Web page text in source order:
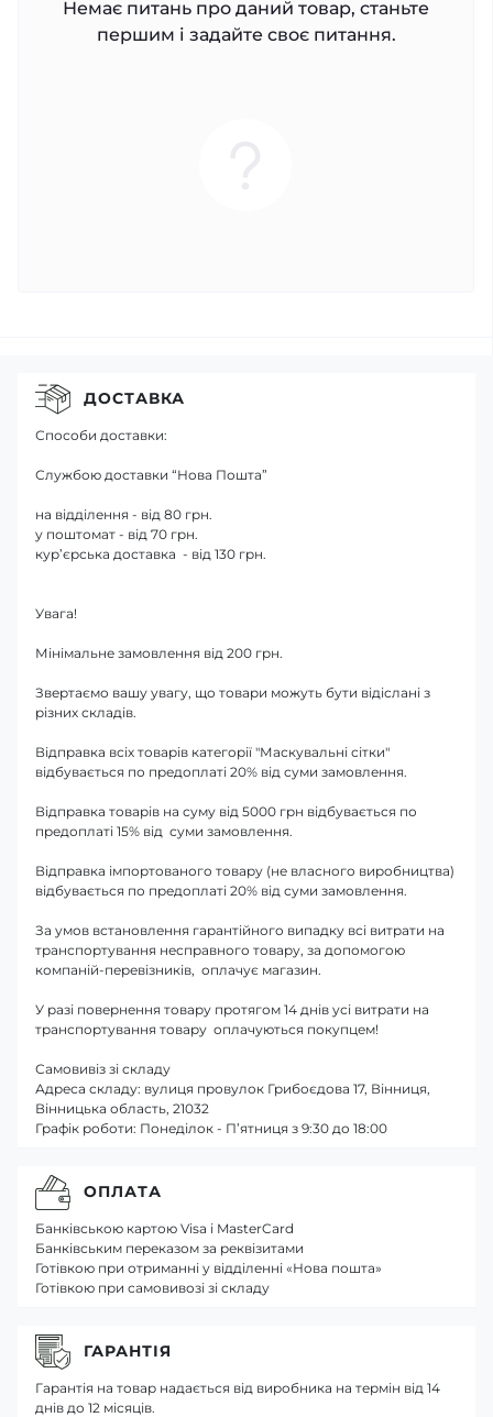
Немає питань про даний товар, станьте
першим і задайте своє питання.
ДОСТАВКА
Способи доставки:
Службою доставки “Нова Пошта”
на відділення - від 80 грн.
у поштомат - від 70 грн.
кур’єрська доставка - від 130 грн.
Увага!
Мінімальне замовлення від 200 грн.
Звертаємо вашу увагу, що товари можуть бути відіслані з
різних складів.
Відправка всіх товарів категорії "Маскувальні сітки"
відбувається по предоплаті 20% від суми замовлення.
Відправка товарів на суму від 5000 грн відбувається по
предоплаті 15% від суми замовлення.
Відправка імпортованого товару (не власного виробництва)
відбувається по предоплаті 20% від суми замовлення.
За умов встановлення гарантійного випадку всі витрати на
транспортування несправного товару, за допомогою
компаній-перевізників, оплачує магазин.
У разі повернення товару протягом 14 днів усі витрати на
транспортування товару оплачуються покупцем!
Самовивіз зі складу
Адреса складу: вулиця провулок Грибоєдова 17, Вінниця,
Вінницька область, 21032
Графік роботи: Понеділок - П’ятниця з 9:30 до 18:00
ОПЛАТА
Банківською картою Visa і MasterCard
Банківським переказом за реквізитами
Готівкою при отриманні у відділенні «Нова пошта»
Готівкою при самовивозі зі складу
ГАРАНТІЯ
Гарантія на товар надається від виробника на термін від 14
днів до 12 місяців.